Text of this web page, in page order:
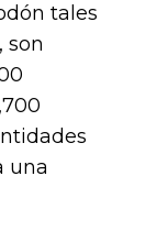
tales
son
una